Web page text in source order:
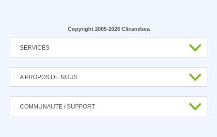
Copyright 2005-2026 Clicandsea
SERVICES
A PROPOS DE NOUS
COMMUNAUTE / SUPPORT